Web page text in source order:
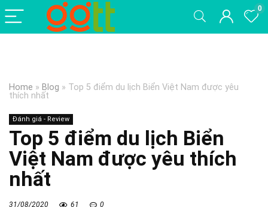
0
Home » Blog » Top 5 điểm du lịch Biển Việt Nam được yêu
thích nhất
Đánh giá - Review
Top 5 điểm du lịch Biển
Việt Nam được yêu thích
nhất
31/08/2020 61 0